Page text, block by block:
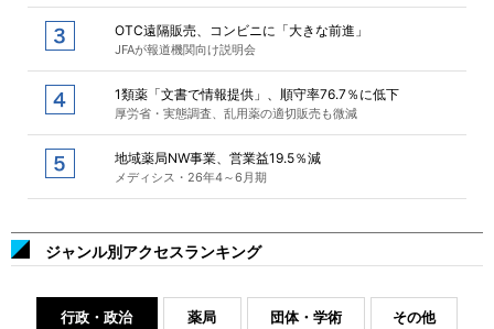
OTC遠隔販売、コンビニに「大きな前進」
JFAが報道機関向け説明会
1類薬「文書で情報提供」、順守率76.7％に低下
厚労省・実態調査、乱用薬の適切販売も微減
地域薬局NW事業、営業益19.5％減
メディシス・26年4～6月期
ジャンル別アクセスランキング
行政・政治 薬局 団体・学術 その他